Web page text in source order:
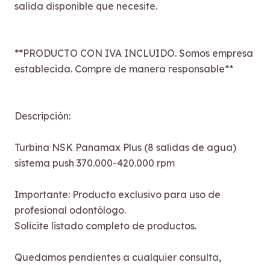
salida disponible que necesite.
**PRODUCTO CON IVA INCLUIDO. Somos empresa
establecida. Compre de manera responsable**
Descripción:
Turbina NSK Panamax Plus (8 salidas de agua)
sistema push 370.000-420.000 rpm
Importante: Producto exclusivo para uso de
profesional odontólogo.
Solicite listado completo de productos.
Quedamos pendientes a cualquier consulta,